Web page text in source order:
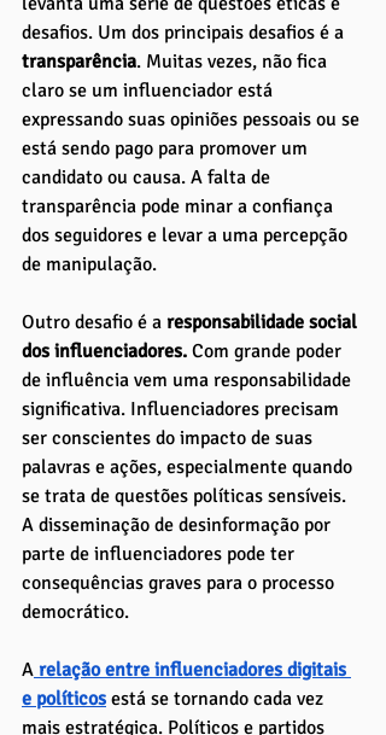
desafios. Um dos principais desafios é a
transparência. Muitas vezes, não fica
claro se um influenciador está
expressando suas opiniões pessoais ou se
está sendo pago para promover um
candidato ou causa. A falta de
transparência pode minar a confiança
dos seguidores e levar a uma percepção
de manipulação.
Outro desafio é a responsabilidade social
dos influenciadores. Com grande poder
de influência vem uma responsabilidade
significativa. Influenciadores precisam
ser conscientes do impacto de suas
palavras e ações, especialmente quando
se trata de questões políticas sensíveis.
A disseminação de desinformação por
parte de influenciadores pode ter
consequências graves para o processo
democrático.
A relação entre influenciadores digitais
e políticos está se tornando cada vez
mais estratégica. Políticos e partidos